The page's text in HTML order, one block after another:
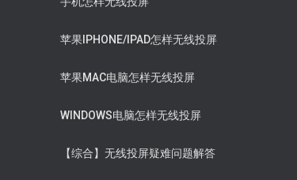
苹果IPHONE/IPAD怎样无线投屏
苹果MAC电脑怎样无线投屏
WINDOWS电脑怎样无线投屏
【综合】无线投屏疑难问题解答